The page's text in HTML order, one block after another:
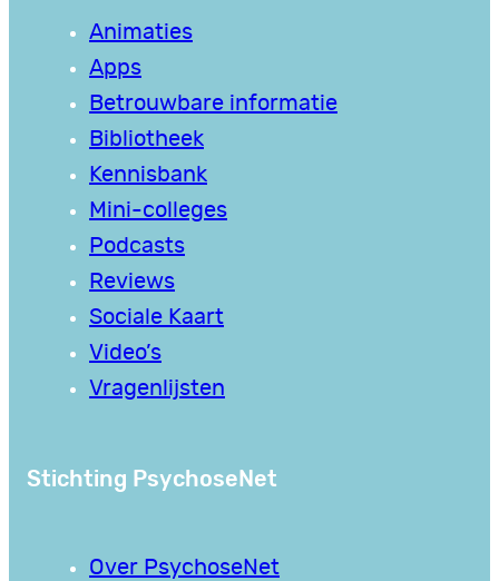
Animaties
Apps
Betrouwbare informatie
Bibliotheek
Kennisbank
Mini-colleges
Podcasts
Reviews
Sociale Kaart
Video’s
Vragenlijsten
Stichting PsychoseNet
Over PsychoseNet